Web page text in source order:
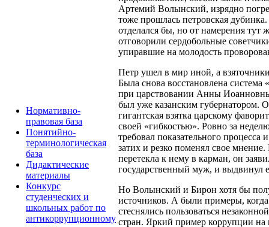
Нормативно-
правовая база
Понятийно-
терминологическая
база
Дидактические
материалы
Конкурс
студенческих и
школьных работ по
антикоррупционному
Артемий Волынский, изрядно
тоже прошлась петровская
отделался бы, но от намерения тут
отговорили сердобольные
упиравшие на молодость
Петр ушел в мир иной, а
Была снова восстановлена
при царствовании Анны
был уже казанским губернатором.
гигантская взятка царскому
своей «гибкостью». Ровно за
требовал показательного
затих и резко поменял свое
перетекла к нему в карман, он
государственный муж, и выдвинул
Но Волынский и Бирон хотя бы
источников. А были примеры,
стеснялись пользоваться
стран. Яркий пример коррупции